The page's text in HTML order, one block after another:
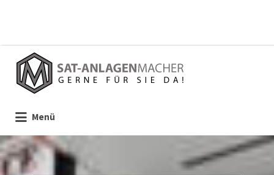
Suchen
nach:
Menü